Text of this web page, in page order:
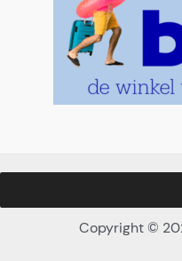
Passeio de
" indica campos
Copyright ©
Nederlands